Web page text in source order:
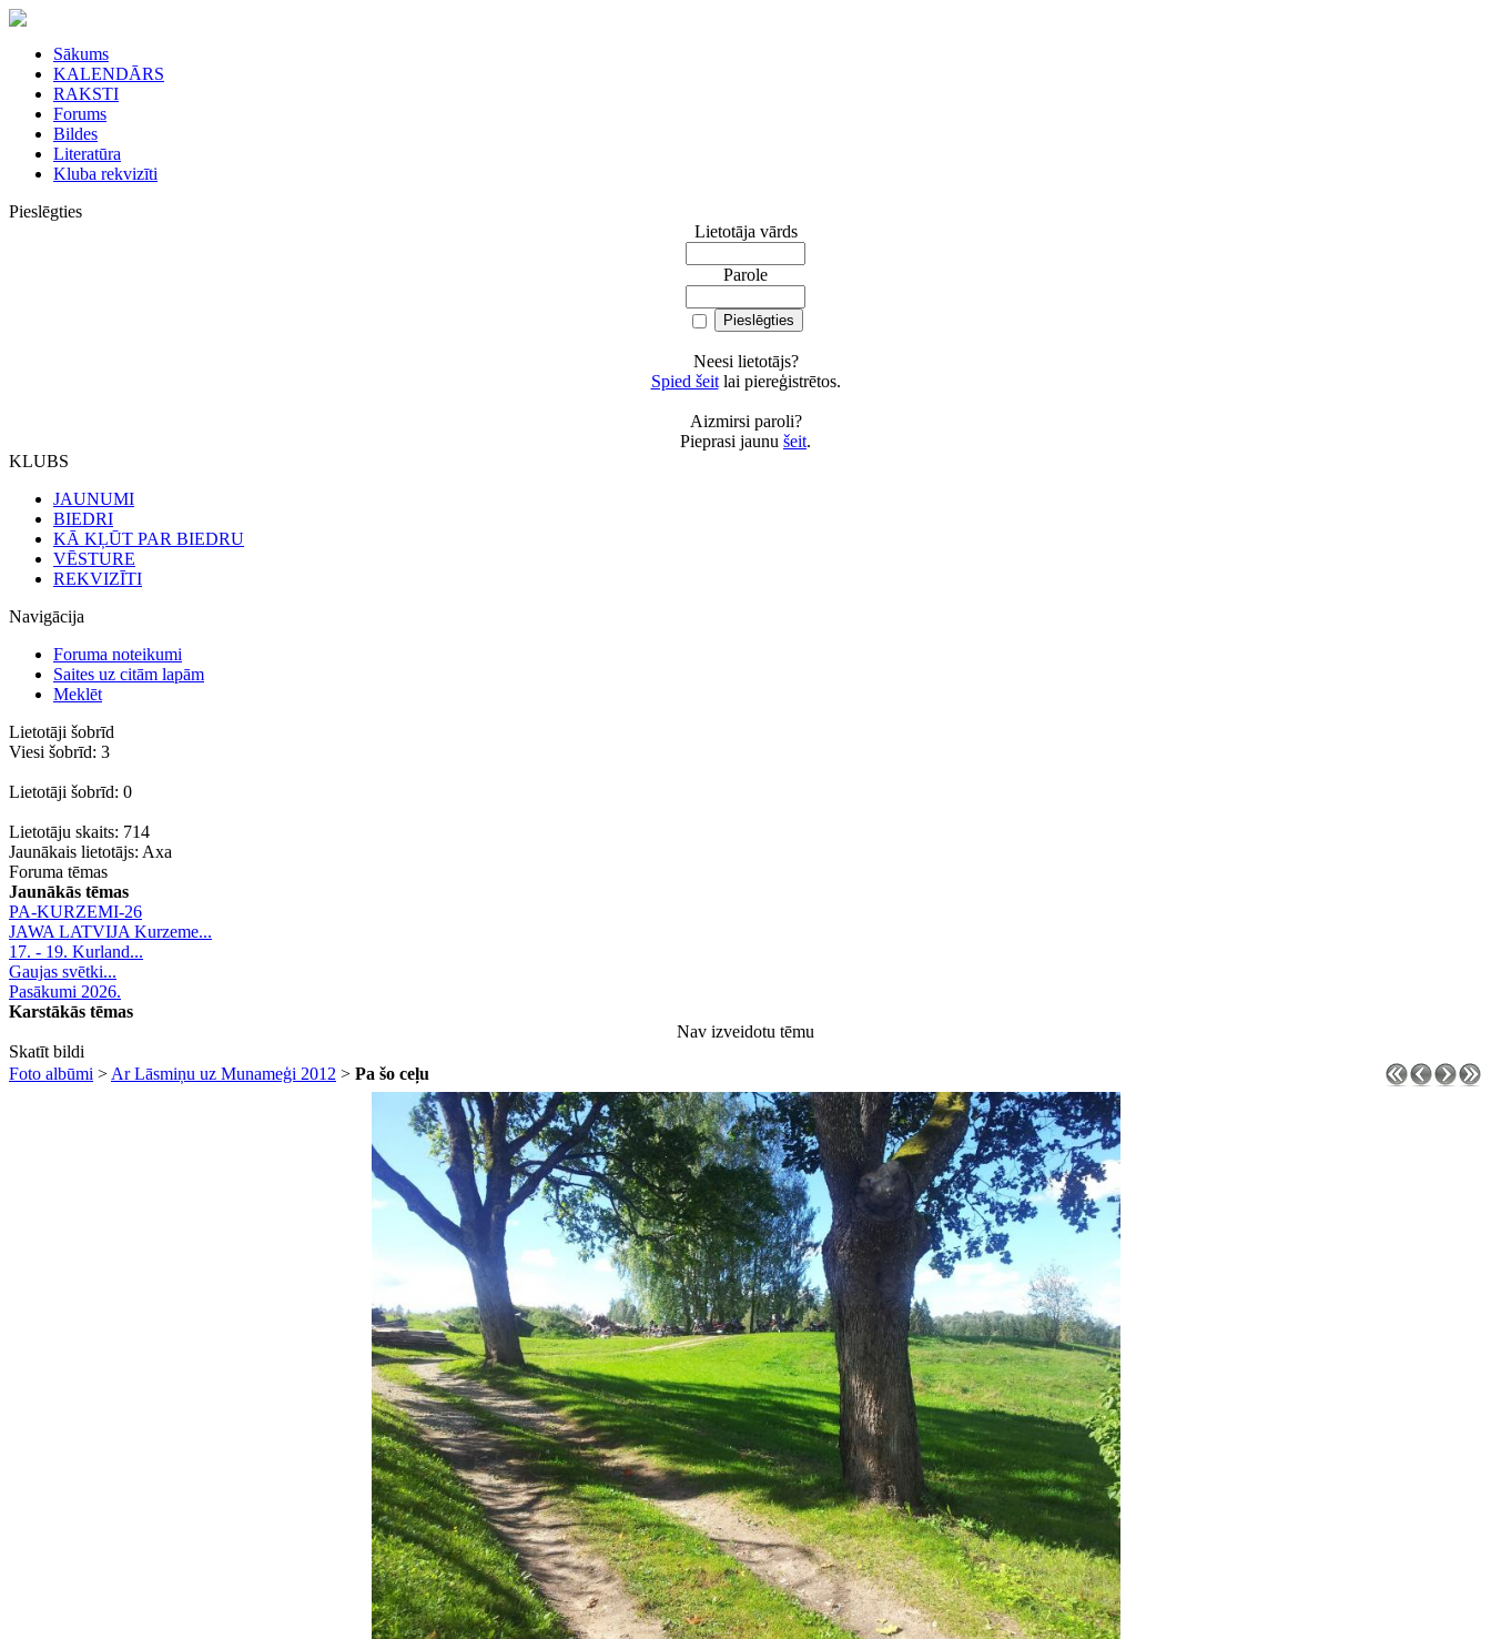
Sākums
KALENDĀRS
RAKSTI
Forums
Bildes
Literatūra
Kluba rekvizīti
Pieslēgties
Lietotāja vārds
Parole
Neesi lietotājs?
Spied šeitlai piereģistrētos.
Aizmirsi paroli?
Pieprasi jaunu šeit.
KLUBS
JAUNUMI
BIEDRI
KĀ KĻŪT PAR BIEDRU
VĒSTURE
REKVIZĪTI
Navigācija
Foruma noteikumi
Saites uz citām lapām
Meklēt
Lietotāji šobrīd
Viesi šobrīd: 3
Lietotāji šobrīd: 0
Lietotāju skaits: 714
Jaunākais lietotājs: Axa
Foruma tēmas
Jaunākās tēmas
PA-KURZEMI-26
JAWA LATVIJA Kurzeme...
17. - 19. Kurland...
Gaujas svētki...
Pasākumi 2026.
Karstākās tēmas
Nav izveidotu tēmu
Skatīt bildi
Foto albūmi > Ar Lāsmiņu uz Munameģi 2012 > Pa šo ceļu